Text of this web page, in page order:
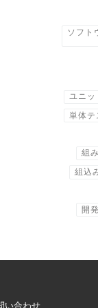
ソフト
ユニッ
単体テ
組
組込
開